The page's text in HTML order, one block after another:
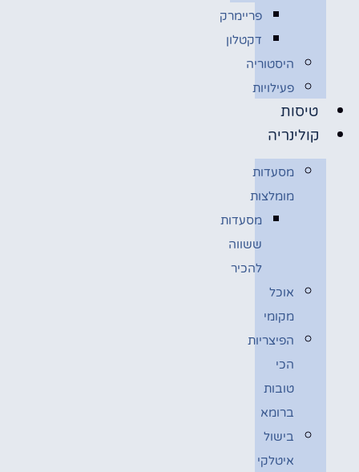
פריימרק
דקטלון
היסטוריה
פעילויות
טיסות
קולינריה
מסעדות
מומלצות
מסעדות
ששווה
להכיר
אוכל
מקומי
הפיצריות
הכי
טובות
ברומא
בישול
איטלקי